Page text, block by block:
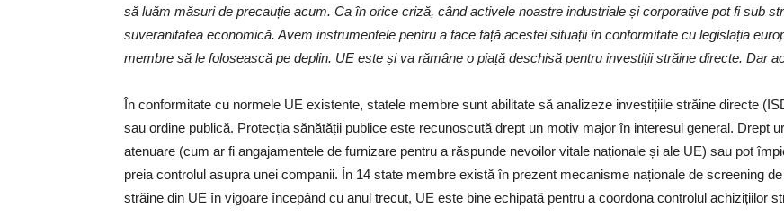
să luăm măsuri de precauție acum. Ca în orice criză, când activele noastre industriale și corporative pot fi sub
suveranitatea economică. Avem instrumentele pentru a face față acestei situații în conformitate cu legislația
membre să le folosească pe deplin. UE este și va rămâne o piață deschisă pentru investiții străine directe. Dar
În conformitate cu normele UE existente, statele membre sunt abilitate să analizeze investițiile străine directe
sau ordine publică. Protecția sănătății publice este recunoscută drept un motiv major în interesul general. Drept
atenuare (cum ar fi angajamentele de furnizare pentru a răspunde nevoilor vitale naționale și ale UE) sau pot
preia controlul asupra unei companii. În 14 state membre există în prezent mecanisme naționale de screening
străine din UE în vigoare începând cu anul trecut, UE este bine echipată pentru a coordona controlul achizițiilor